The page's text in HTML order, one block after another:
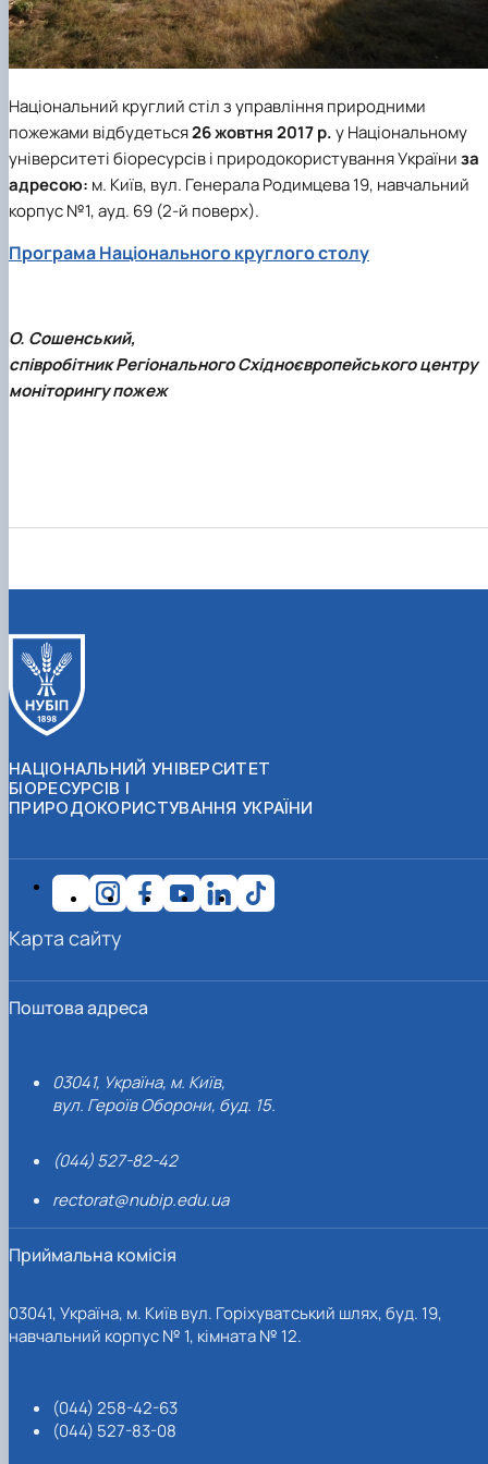
Національний круглий стіл з управління природними
пожежами відбудеться26 жовтня 2017 р.у Національному
університеті біоресурсів і природокористування Україниза
адресою: м. Київ, вул. Генерала Родимцева 19, навчальний
корпус №1, ауд. 69 (2-й поверх).
Програма Національного круглого столу
О. Сошенський,
співробітник Регіонального Східноєвропейського центру
моніторингу пожеж
НАЦІОНАЛЬНИЙ УНІВЕРСИТЕТ
БІОРЕСУРСІВ І
ПРИРОДОКОРИСТУВАННЯ УКРАЇНИ
Поштова адреса
03041, Україна, м. Київ,
вул. Героїв Оборони, буд. 15.
(044) 527-82-42
rectorat@nubip.edu.ua
Приймальна комісія
03041, Україна, м. Київ вул. Горіхуватський шлях, буд. 19,
навчальний корпус № 1, кімната № 12.
(044) 258-42-63
(044) 527-83-08
Карта сайту